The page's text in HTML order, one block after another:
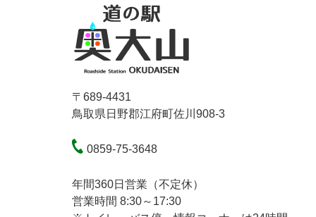
〒689-4431
鳥取県日野郡江府町佐川908-3
0859-75-3648
年間360日営業（不定休）
営業時間 8:30～17:30